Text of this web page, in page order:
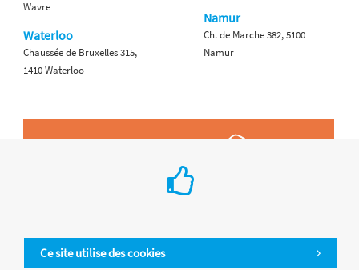
Ce site utilise des cookies
Wavre
Waterloo
Chaussée de Bruxelles 315,
1410 Waterloo
Namur
Ch. de Marche 382, 5100
Namur